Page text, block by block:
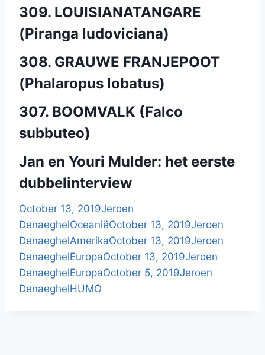
309. LOUISIANATANGARE
(Piranga ludoviciana)
308. GRAUWE FRANJEPOOT
(Phalaropus lobatus)
307. BOOMVALK (Falco
subbuteo)
Jan en Youri Mulder: het eerste
dubbelinterview
October 13, 2019Jeroen
DenaeghelOceaniëOctober 13, 2019Jeroen
DenaeghelAmerikaOctober 13, 2019Jeroen
DenaeghelEuropaOctober 13, 2019Jeroen
DenaeghelEuropaOctober 5, 2019Jeroen
DenaeghelHUMO